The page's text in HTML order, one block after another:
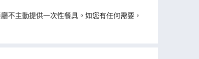
不主動提供一次性餐具。如您有任何需要，